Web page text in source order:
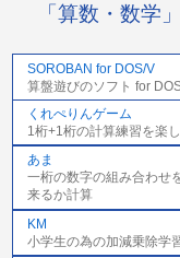
「算数・数学
SOROBAN for DOS/V
算盤遊びのソフト for
くれぺりんゲーム
1桁+1桁の計算練習を楽
あま
一桁の数字の組み合わせ
来るか計算
KM
小学生の為の加減乗除学